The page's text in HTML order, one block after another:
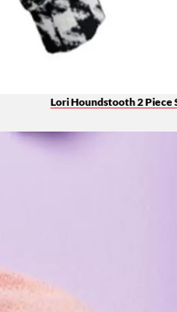
Lori Houndstooth 2 Piece